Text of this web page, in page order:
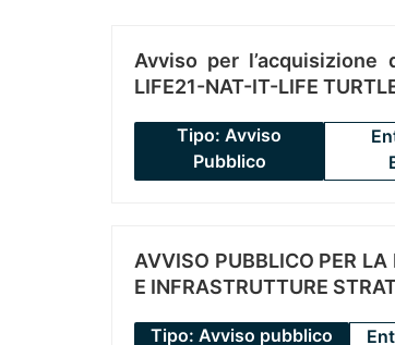
Avviso per
LIFE21-NAT-IT-LIFE
Tipo: Avviso
Pubblico
AVVISO PUBBLICO PER LA
E INFRASTRUTTURE
Tipo: Avviso pubblico